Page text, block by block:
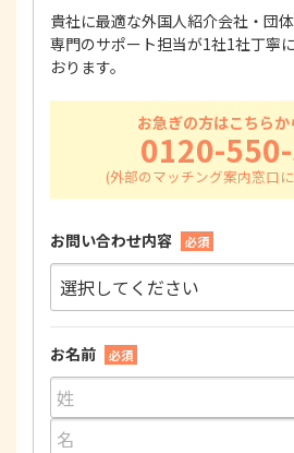
貴社に最適な外国人紹介会社・団
専門のサポート担当が1社1社丁寧
おります。
お急ぎの方はこちら
0120-
お問い合わせ内容 必須
お名前 必須